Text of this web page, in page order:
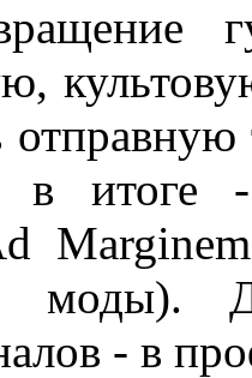
отправную
в итоге -
моды).
- в